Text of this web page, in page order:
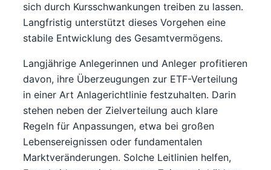
sich durch Kursschwankungen treiben zu lassen.
Langfristig unterstützt dieses Vorgehen eine
stabile Entwicklung des Gesamtvermögens.
Langjährige Anlegerinnen und Anleger profitieren
davon, ihre Überzeugungen zur ETF-Verteilung
in einer Art Anlagerichtlinie festzuhalten. Darin
stehen neben der Zielverteilung auch klare
Regeln für Anpassungen, etwa bei großen
Lebensereignissen oder fundamentalen
Marktveränderungen. Solche Leitlinien helfen,